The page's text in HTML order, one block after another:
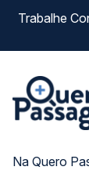
Na Quero
Trabalhe